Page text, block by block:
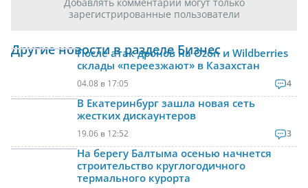
зарегистрированные пользователи
Другие новости в разделе Бизнес
После атак дронов на Ozon и Wildberries
склады «переезжают» в Казахстан
04.08 в 17:05 4
В Екатеринбург зашла новая сеть
жестких дискаунтеров
19.06 в 12:52 3
На берегу Балтыма осенью начнется
строительство круглогодичного
термального курорта